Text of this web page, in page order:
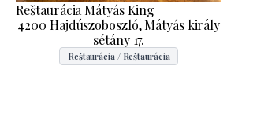
Reštaurácia Mátyás King
4200 Hajdúszoboszló, Mátyás király
sétány 17.
Reštaurácia / Reštaurácia